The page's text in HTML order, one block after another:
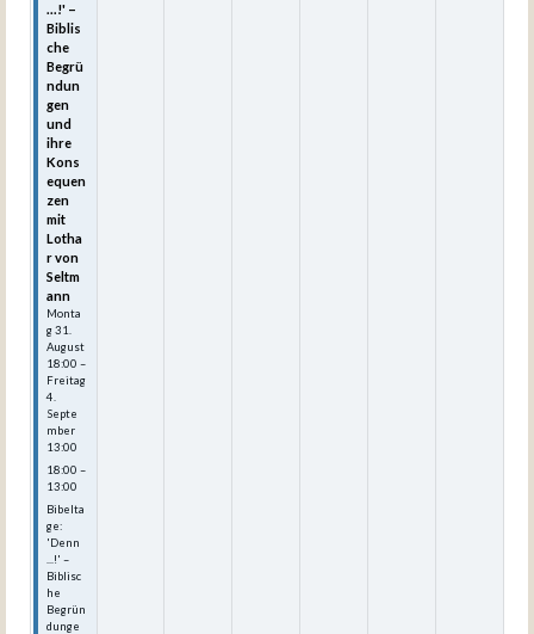
...!' –
Biblis
che
Begrü
ndun
gen
und
ihre
Kons
equen
zen
mit
Lotha
r von
Seltm
ann
Monta
g31.
August
18:00 –
Freitag
4.
Septe
mber
13:00
18:00 –
13:00
Bibelta
ge:
'Denn
...!' –
Biblisc
he
Begrün
dunge